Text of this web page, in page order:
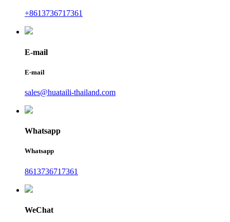
+8613736717361
E-mail
E-mail
sales@huataili-thailand.com
Whatsapp
Whatsapp
8613736717361
WeChat